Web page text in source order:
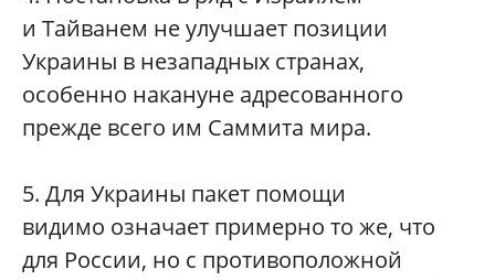
и Тайванем не улучшает позиции
Украины в незападных странах,
особенно накануне адресованного
прежде всего им Саммита мира.
5. Для Украины пакет помощи
видимо означает примерно то же, что
для России, но с противоположной